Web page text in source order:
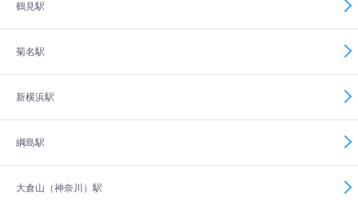
鶴見駅
菊名駅
新横浜駅
綱島駅
大倉山（神奈川）駅